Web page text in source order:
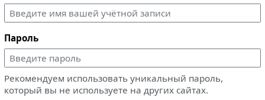
Пароль
Рекомендуем использовать уникальный пароль,
который вы не используете на других сайтах.